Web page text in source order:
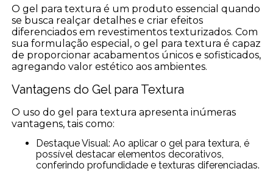
O gel para textura é um produto essencial quando
se busca realçar detalhes e criar efeitos
diferenciados em revestimentos texturizados. Com
sua formulação especial, o gel para textura é capaz
de proporcionar acabamentos únicos e sofisticados,
agregando valor estético aos ambientes.
Vantagens do Gel para Textura
O uso do gel para textura apresenta inúmeras
vantagens, tais como:
Destaque Visual: Ao aplicar o gel para textura, é
possível destacar elementos decorativos,
conferindo profundidade e texturas diferenciadas.